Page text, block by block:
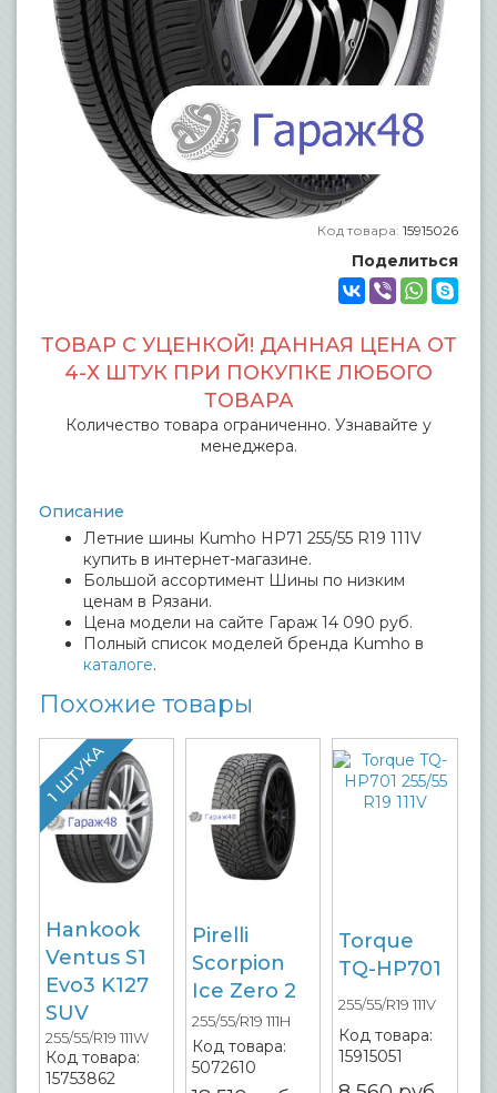
Код товара: 15915026
Поделиться
ТОВАР С УЦЕНКОЙ! ДАННАЯ ЦЕНА ОТ
4-Х ШТУК ПРИ ПОКУПКЕ ЛЮБОГО
ТОВАРА
Количество товара ограниченно. Узнавайте у
менеджера.
Описание
Летние шины Kumho HP71 255/55 R19 111V
купить в интернет-магазине.
Большой ассортимент Шины по низким
ценам в Рязани.
Цена модели на сайте Гараж 14 090 руб.
Полный список моделей бренда Kumho в
каталоге.
Похожие товары
1 ШТУКА
Hankook
Ventus S1
Evo3 K127
SUV
255/55/R19 111W
Код товара:
15753862
Pirelli
Scorpion
Ice Zero 2
255/55/R19 111H
Код товара:
5072610
Torque
TQ-HP701
255/55/R19 111V
Код товара:
15915051